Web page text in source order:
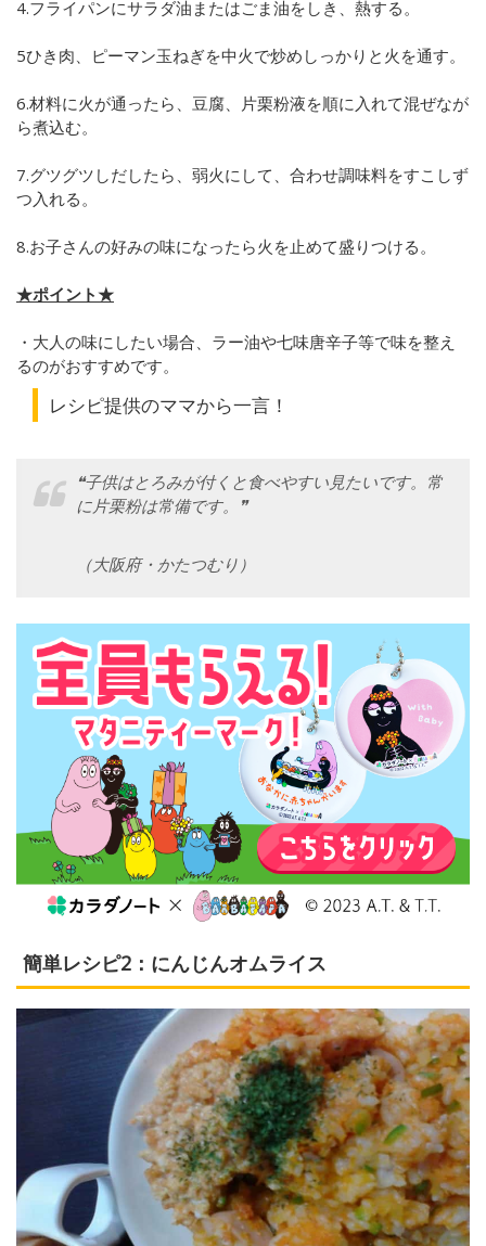
4.フライパンにサラダ油またはごま油をしき、熱する。
5ひき肉、ピーマン玉ねぎを中火で炒めしっかりと火を通す。
6.材料に火が通ったら、豆腐、片栗粉液を順に入れて混ぜなが
ら煮込む。
7.グツグツしだしたら、弱火にして、合わせ調味料をすこしず
つ入れる。
8.お子さんの好みの味になったら火を止めて盛りつける。
★ポイント★
・大人の味にしたい場合、ラー油や七味唐辛子等で味を整え
るのがおすすめです。
レシピ提供のママから一言！
❝子供はとろみが付くと食べやすい見たいです。常
に片栗粉は常備です。❞
（大阪府・かたつむり）
簡単レシピ2：にんじんオムライス